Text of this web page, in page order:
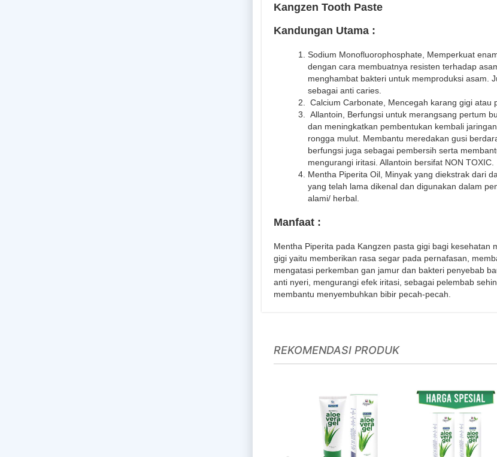
Kangzen Tooth Paste
Kandungan Utama :
Sodium Monofluorophosphate, Memperkuat
dengan cara membuatnya resisten terhadap
menghambat bakteri untuk memproduksi asam.
sebagai anti caries.
Calcium Carbonate, Mencegah karang gigi atau
Allantoin, Berfungsi untuk merangsang pertum
dan meningkatkan pembentukan kembali
rongga mulut. Membantu meredakan gusi
berfungsi juga sebagai pembersih serta
mengurangi iritasi. Allantoin bersifat NON TOXIC.
Mentha Piperita Oil, Minyak yang diekstrak dari
yang telah lama dikenal dan digunakan dalam
alami/ herbal.
Manfaat :
Mentha Piperita pada Kangzen pasta gigi bagi kesehatan
gigi yaitu memberikan rasa segar pada pernafasan,
mengatasi perkemban gan jamur dan bakteri penyebab
anti nyeri, mengurangi efek iritasi, sebagai pelembab
membantu menyembuhkan bibir pecah-pecah.
REKOMENDASI PRODUK